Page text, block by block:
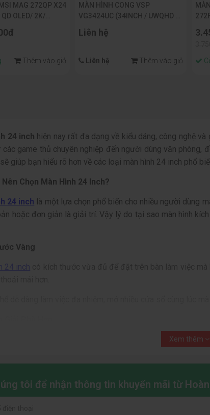
MAG 272QP X24
OLED/ 2K/
Thêm vào giỏ
MÀN HÌNH CONG VSP
VG3424UC (34INCH / UWQHD /
Liên hệ
Liên hệ Thêm vào giỏ
24 inch hiện nay rất đa dạng về kiểu dáng, công nghệ
các game thủ chuyên nghiệp đến người dùng văn phòng,
giúp bạn hiểu rõ hơn về các loại màn hình 24 inch phổ
Chọn Màn Hình 24 Inch?
24 inch là một lựa chọn phổ biến cho nhiều người dùng
hoặc đơn giản là giải trí. Vậy lý do tại sao màn hình
Vàng
24 inch
đều có độ phân giải Full HD (1920 x
Xem thêm
tôi để nhận thông tin khuyến mãi từ